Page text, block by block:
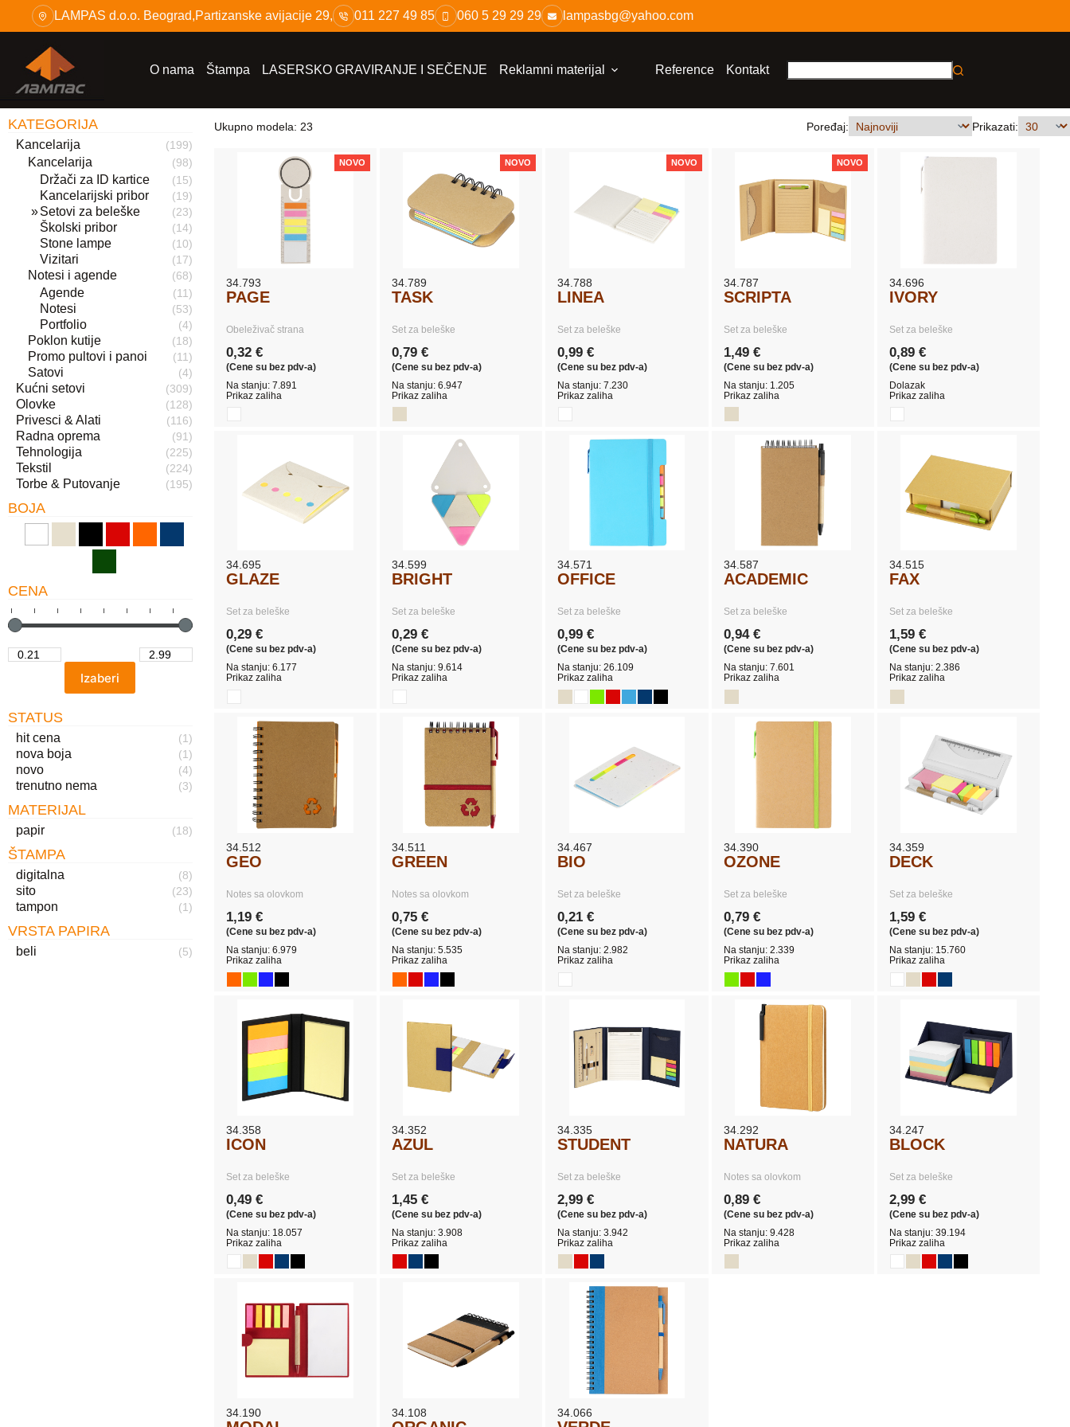
content
LAMPAS d.o.o. Beograd,Partizanske avijacije 29, 011 227 49 85 060 5 29 29 29 lampasbg@yahoo.com
O nama Štampa LASERSKO GRAVIRANJE I SEČENJE Reklamni materijal Reference
Kontakt
Ukupno modela: 23 Poređaj: Prikazati:
NOVO
34.793
PAGE
Obeleživač strana
0,32 €
(Cene su bez pdv-a)
Na stanju: 7.891
Prikaz zaliha
NOVO
34.789
TASK
Set za beleške
0,79 €
(Cene su bez pdv-a)
Na stanju: 6.947
Prikaz zaliha
NOVO
34.788
LINEA
Set za beleške
0,99 €
(Cene su bez pdv-a)
Na stanju: 7.230
Prikaz zaliha
NOVO
34.787
SCRIPTA
Set za beleške
1,49 €
(Cene su bez pdv-a)
Na stanju: 1.205
Prikaz zaliha
34.696
IVORY
Set za beleške
0,89 €
(Cene su bez pdv-a)
Dolazak
Prikaz zaliha
34.695
GLAZE
Set za beleške
0,29 €
(Cene su bez pdv-a)
Na stanju: 6.177
Prikaz zaliha
34.599
BRIGHT
Set za beleške
0,29 €
(Cene su bez pdv-a)
Na stanju: 9.614
Prikaz zaliha
34.571
OFFICE
Set za beleške
0,99 €
(Cene su bez pdv-a)
Na stanju: 26.109
Prikaz zaliha
34.587
ACADEMIC
Set za beleške
0,94 €
(Cene su bez pdv-a)
Na stanju: 7.601
Prikaz zaliha
34.515
FAX
Set za beleške
1,59 €
(Cene su bez pdv-a)
Na stanju: 2.386
Prikaz zaliha
34.512
GEO
Notes sa olovkom
1,19 €
(Cene su bez pdv-a)
Na stanju: 6.979
Prikaz zaliha
34.511
GREEN
Notes sa olovkom
0,75 €
(Cene su bez pdv-a)
Na stanju: 5.535
Prikaz zaliha
34.467
BIO
Set za beleške
0,21 €
(Cene su bez pdv-a)
Na stanju: 2.982
Prikaz zaliha
34.390
OZONE
Set za beleške
0,79 €
(Cene su bez pdv-a)
Na stanju: 2.339
Prikaz zaliha
34.359
DECK
Set za beleške
1,59 €
(Cene su bez pdv-a)
Na stanju: 15.760
Prikaz zaliha
34.358
ICON
Set za beleške
0,49 €
(Cene su bez pdv-a)
Na stanju: 18.057
Prikaz zaliha
34.352
AZUL
Set za beleške
1,45 €
(Cene su bez pdv-a)
Na stanju: 3.908
Prikaz zaliha
34.335
STUDENT
Set za beleške
2,99 €
(Cene su bez pdv-a)
Na stanju: 3.942
Prikaz zaliha
34.292
NATURA
Notes sa olovkom
0,89 €
(Cene su bez pdv-a)
Na stanju: 9.428
Prikaz zaliha
34.247
BLOCK
Set za beleške
2,99 €
(Cene su bez pdv-a)
Na stanju: 39.194
Prikaz zaliha
34.190 34.108 34.066
KATEGORIJA
Kancelarija (199)
Kancelarija (98)
Držači za ID kartice (15)
Kancelarijski pribor (19)
Setovi za beleške (23)
Školski pribor (14)
Stone lampe (10)
Vizitari (17)
Notesi i agende (68)
Agende (11)
Notesi (53)
Portfolio (4)
Poklon kutije (18)
Promo pultovi i panoi (11)
Satovi (4)
Kućni setovi (309)
Olovke (128)
Privesci & Alati (116)
Radna oprema (91)
Tehnologija (225)
Tekstil (224)
Torbe & Putovanje (195)
BOJA
CENA
STATUS
hit cena (1)
nova boja (1)
novo (4)
trenutno nema (3)
MATERIJAL
papir (18)
ŠTAMPA
digitalna (8)
sito (23)
tampon (1)
VRSTA PAPIRA
beli (5)